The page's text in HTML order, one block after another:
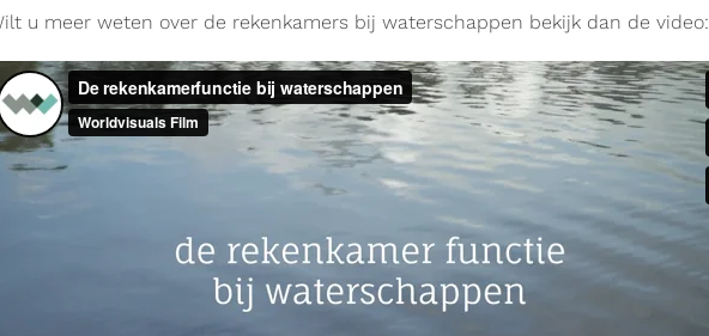
u meer weten over de rekenkamers bij waterschappen bekijk dan de video: